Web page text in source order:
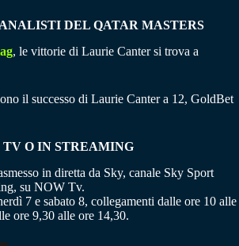
DEL QATAR MASTERS
, le vittorie di Laurie Canter si trova a
il successo di Laurie Canter a 12, GoldBet
O IN STREAMING
in diretta da Sky, canale Sky Sport
su NOW Tv.
7 e sabato 8, collegamenti dalle ore 10 alle
ore 9,30 alle ore 14,30.